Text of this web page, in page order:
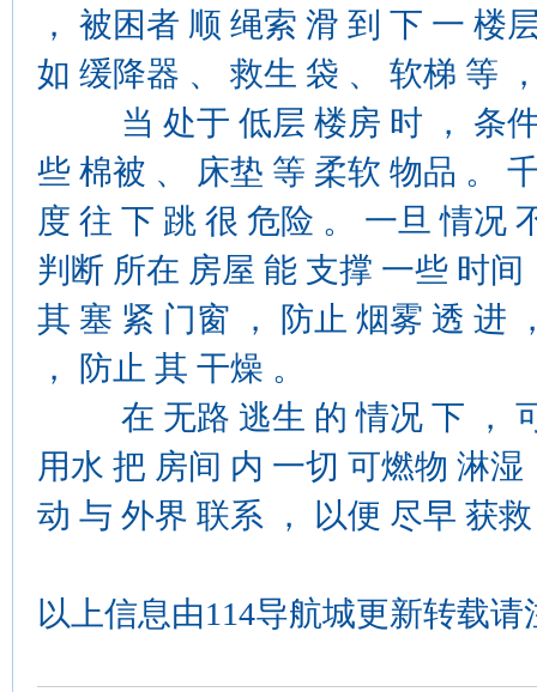
， 被困者 顺 绳索 滑 到 下 一 楼
如 缓降器 、 救生 袋 、 软梯 等
当 处于 低层 楼房 时 ， 条件
些 棉被 、 床垫 等 柔软 物品 。
度 往 下 跳 很 危险 。 一旦 情况
判断 所在 房屋 能 支撑 一些 时
其 塞 紧 门窗 ， 防止 烟雾 透 进
， 防止 其 干燥 。
在 无路 逃生 的 情况 下 ， 可
用水 把 房间 内 一切 可燃物 淋
动 与 外界 联系 ， 以便 尽早 获
以上信息由114导航城更新转载请